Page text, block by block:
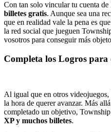
Con tan solo vincular tu cuenta
billetes gratis. Aunque sea una
que en realidad vale la pena es
la red social que jueguen
vosotros para conseguir más
Completa los Logros para
Al igual que en otros
la hora de querer avanzar. Más
completado un objetivo, Township
XP y muchos billetes.